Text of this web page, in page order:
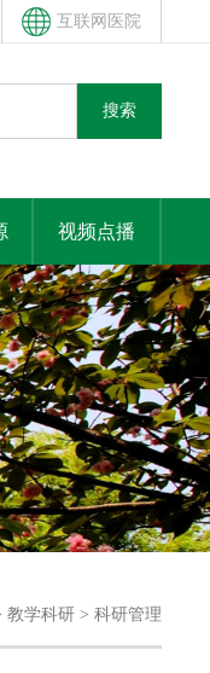
互联网医院
搜索
视频点播
教学科研 > 科研管理